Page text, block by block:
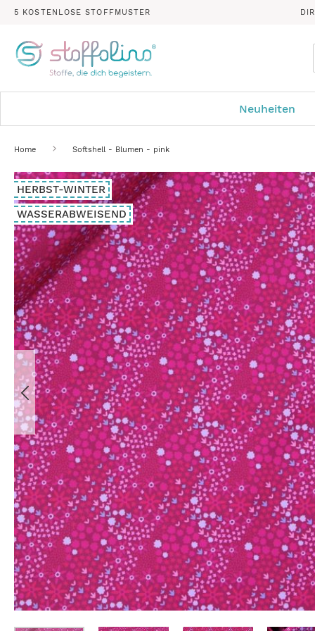
5 KOSTENLOSE STOFFMUSTER
Neuheiten
Home Softshell - Blumen - pink
Zum
Ende
der
Bildergalerie
springen
HERBST-WINTER
WASSERABWEISEND